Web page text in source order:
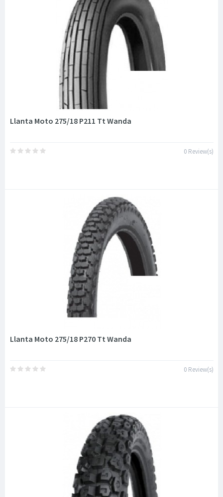
Llanta Moto 275/18 P211 Tt Wanda
0 Review(s)
Llanta Moto 275/18 P270 Tt Wanda
0 Review(s)